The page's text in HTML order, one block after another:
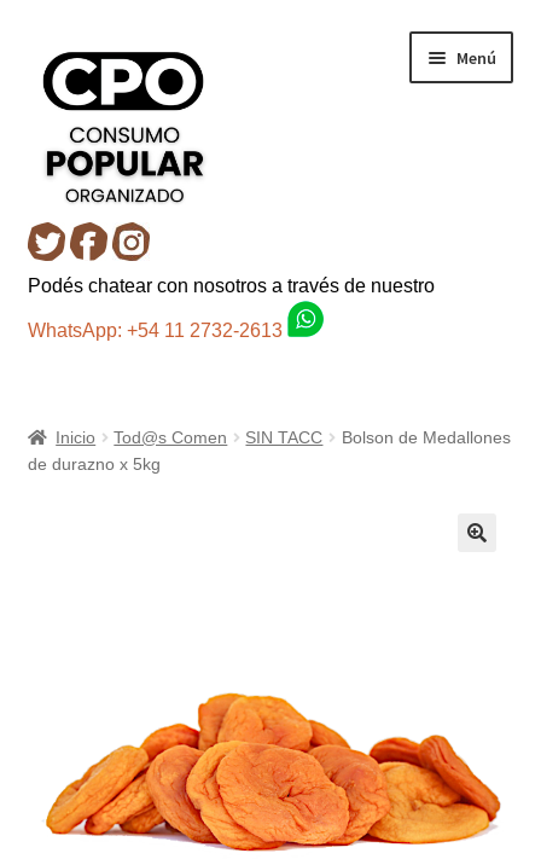
navegación
contenido
Menú
Inicio
Carro
Fondo AC
Retirando en Roca Negra
Sobre el Portal
Podés chatear con nosotros a través de nuestro
WhatsApp: +54 11 2732-2613
Inicio Tod@s Comen SIN TACC
Bolson de Medallones
de durazno x 5kg